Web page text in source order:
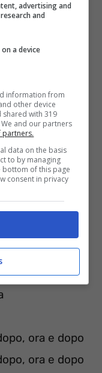
ora e dopo
ora e dopo
advertising and
and
a device
information from
other device
shared with 319
and our partners
partners.
data on the basis
to by managing
bottom of this page
consent in privacy